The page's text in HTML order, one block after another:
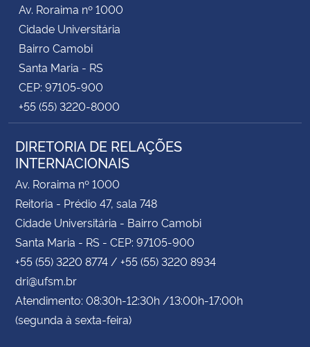
Av. Roraima nº 1000
Cidade Universitária
Bairro Camobi
Santa Maria - RS
CEP: 97105-900
+55 (55) 3220-8000
DIRETORIA DE RELAÇÕES
INTERNACIONAIS
Av. Roraima nº 1000
Reitoria - Prédio 47, sala 748
Cidade Universitária - Bairro Camobi
Santa Maria - RS - CEP: 97105-900
+55 (55) 3220 8774 / +55 (55) 3220 8934
dri@ufsm.br
Atendimento: 08:30h-12:30h /13:00h-17:00h
(segunda à sexta-feira)